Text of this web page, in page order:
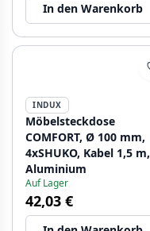
In den Warenkorb
INDUX
Möbelsteckdose
COMFORT, Ø 100 mm,
4xSHUKO, Kabel 1,5 m,
Aluminium
Auf Lager
42,03 €